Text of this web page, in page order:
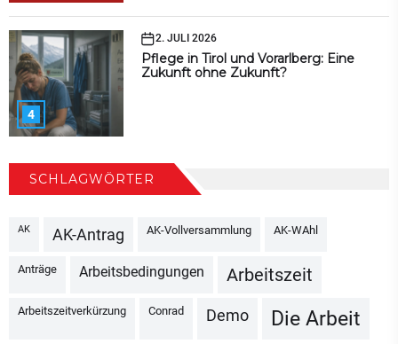
4
2. JULI 2026
Pflege in Tirol und Vorarlberg: Eine
Zukunft ohne Zukunft?
SCHLAGWÖRTER
AK AK-Antrag AK-Vollversammlung AK-WAhl
Anträge Arbeitsbedingungen Arbeitszeit
Arbeitszeitverkürzung Conrad Demo Die Arbeit